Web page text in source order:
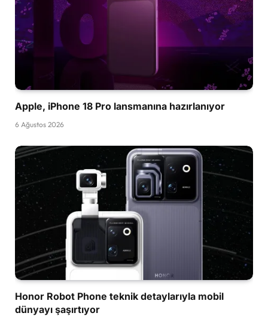
Apple, iPhone 18 Pro lansmanına hazırlanıyor
6 Ağustos 2026
Honor Robot Phone teknik detaylarıyla mobil
dünyayı şaşırtıyor